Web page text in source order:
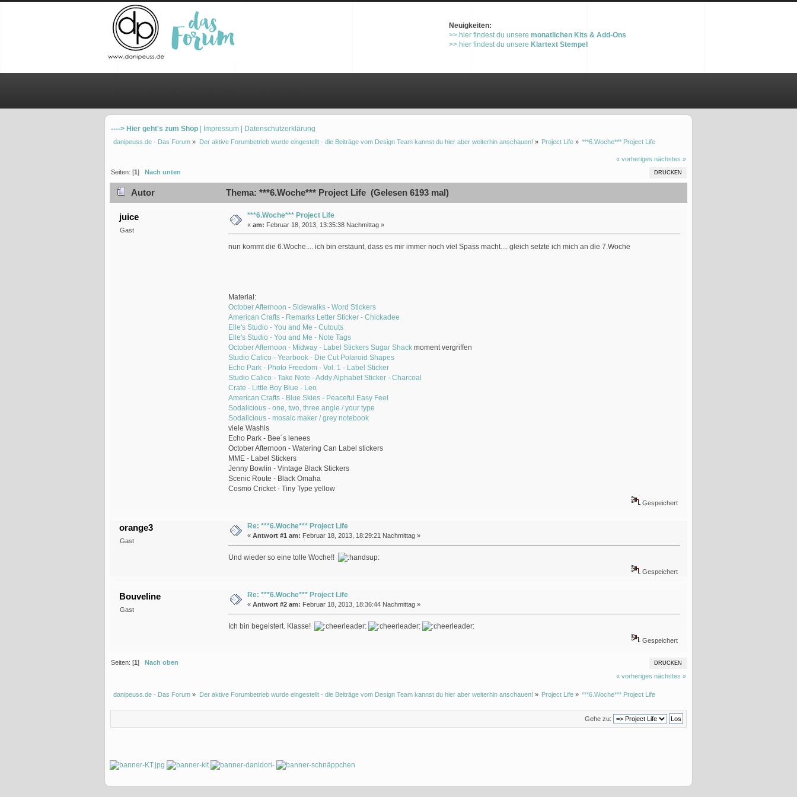
Neuigkeiten:
>> hier findest du unsere monatlichen Kits & Add-Ons
>> hier findest du unsere Klartext Stempel
----> Hier geht's zum Shop | Impressum | Datenschutzerklärung
danipeuss.de - Das Forum » Der aktive Forumbetrieb wurde eingestellt - die Beiträge vom Design Team kannst du hier aber weiterhin anschauen! » Project Life» ***6.Woche*** Project Life
« vorheriges nächstes »
DRUCKEN
Seiten: [1] Nach unten
Autor Thema: ***6.Woche*** Project Life (Gelesen 6193 mal)
juice
Gast
***6.Woche*** Project Life
« am: Februar 18, 2013, 13:35:38 Nachmittag »
nun kommt die 6.Woche.... ich bin erstaunt, dass es mir immer noch viel Spass macht.... gleich setzte ich mich an die 7.Woche
Material:
October Afternoon - Sidewalks - Word Stickers
American Crafts - Remarks Letter Sticker - Chickadee
Elle's Studio - You and Me - Cutouts
Elle's Studio - You and Me - Note Tags
October Afternoon - Midway - Label Stickers Sugar Shackmoment vergriffen
Studio Calico - Yearbook - Die Cut Polaroid Shapes
Echo Park - Photo Freedom - Vol. 1 - Label Sticker
Studio Calico - Take Note - Addy Alphabet Sticker - Charcoal
Crate - Little Boy Blue - Leo
American Crafts - Blue Skies - Peaceful Easy Feel
Sodalicious - one, two, three angle / your type
Sodalicious - mosaic maker / grey notebook
viele Washis
Echo Park - Bee´s lenees
October Afternoon - Watering Can Label stickers
MME - Label Stickers
Jenny Bowlin - Vintage Black Stickers
Scenic Route - Black Omaha
Cosmo Cricket - Tiny Type yellow
Gespeichert
orange3
Gast
Re: ***6.Woche*** Project Life
« Antwort #1 am: Februar 18, 2013, 18:29:21 Nachmittag »
Und wieder so eine tolle Woche!!
Gespeichert
Bouveline
Gast
Re: ***6.Woche*** Project Life
« Antwort #2 am: Februar 18, 2013, 18:36:44 Nachmittag »
Ich bin begeistert. Klasse!
Gespeichert
DRUCKEN
Seiten: [1]
Nach oben
« vorheriges nächstes »
danipeuss.de - Das Forum » Der aktive Forumbetrieb wurde eingestellt - die Beiträge vom Design Team kannst du hier aber weiterhin anschauen! » Project Life» ***6.Woche*** Project Life
Gehe zu: